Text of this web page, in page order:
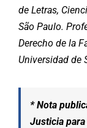
de Letras,
São Paulo.
Derecho de la
Universidad de
* Nota
Justicia